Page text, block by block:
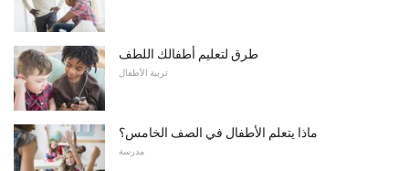
طرق لتعليم أطفالك اللطف
تربية الأطفال
ماذا يتعلم الأطفال في الصف الخامس؟
مدرسة